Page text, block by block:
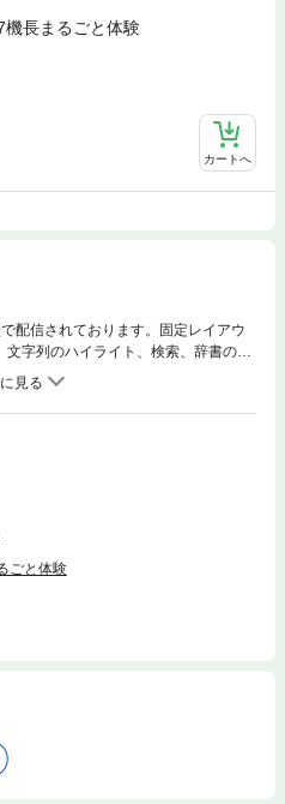
機長まるごと体験
カートへ
配信されております。固定レイアウ
字列のハイライト、検索、辞書の参
ん。空港に到着した瞬間から──いい
ラインパイロットの仕事はすでに始
るまでには、どんな準備が進められ
ったあとの雲の上での役割は？本書
デルに、ANAの現役機長を主人公に
材。コクピットクルーたちの操縦技
チームワークで運航されているかを
ラインパイロットを目指す人のみな
ごと体験